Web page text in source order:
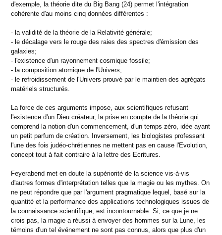
d'exemple, la théorie dite du Big Bang (24) permet l'intégration
cohérente d'au moins cinq données différentes :
- la validité de la théorie de la Relativité générale;
- le décalage vers le rouge des raies des spectres d'émission des
galaxies;
- l'existence d'un rayonnement cosmique fossile;
- la composition atomique de l'Univers;
- le refroidissement de l'Univers prouvé par le maintien des agrégats
matériels structurés.
La force de ces arguments impose, aux scientifiques refusant
l'existence d'un Dieu créateur, la prise en compte de la théorie qui
comprend la notion d'un commencement, d'un temps zéro, idée ayant
un petit parfum de création. Inversement, les biologistes professant
l'une des fois judéo-chrétiennes ne mettent pas en cause l'Evolution,
concept tout à fait contraire à la lettre des Ecritures.
Feyerabend met en doute la supériorité de la science vis-à-vis
d'autres formes d'interprétation telles que la magie ou les mythes. On
ne peut répondre que par l'argument pragmatique lequel, basé sur la
quantité et la performance des applications technologiques issues de
la connaissance scientifique, est incontournable. Si, ce que je ne
crois pas, la magie a réussi à envoyer des hommes sur la Lune, les
témoins d'un tel événement ne sont pas connus, alors que plus d'un